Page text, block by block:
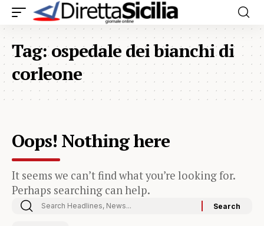
Tag:ospedale dei bianchi di
corleone
Oops! Nothing here
It seems we can’t find what you’re looking for.
Perhaps searching can help.